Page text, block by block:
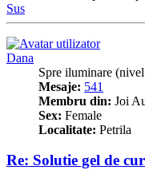
Sus
Dana
Spre iluminare
Mesaje: 541
Membru din: Joi
Sex: Female
Localitate: Petrila
Re: Solutie gel de